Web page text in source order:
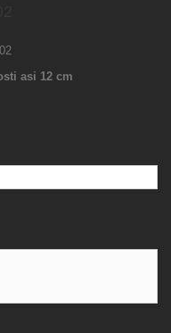
asi 12 cm